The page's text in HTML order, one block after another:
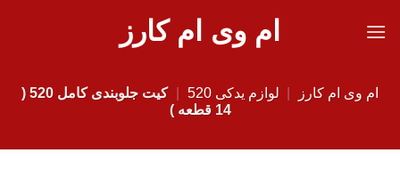
ام وی ام کارز
ام وی ام کارز لوازم یدکی 520
کیت جلوبندی کامل 520 (
14 قطعه )